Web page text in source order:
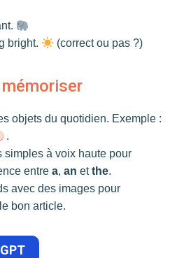
bright.
(correct ou pas ?)
objets du quotidien. Exemple :
.
simples à voix haute pour
entre a, an etthe.
avec des images pour
bon article.